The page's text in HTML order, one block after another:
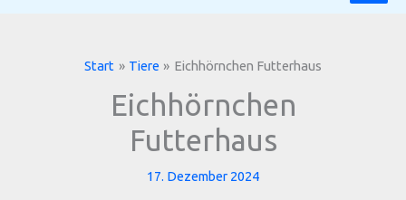
Start Tiere Eichhörnchen Futterhaus
Eichhörnchen
Futterhaus
17. Dezember 2024